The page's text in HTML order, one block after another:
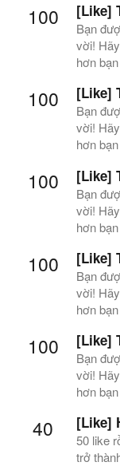
100 [Like]
Bạn
vời!
hơn
100 [Like]
Bạn
vời!
hơn
100 [Like]
Bạn
vời!
hơn
100 [Like]
Bạn
vời!
hơn
100 [Like]
Bạn
vời!
hơn
40 [Like]
50 like
trở